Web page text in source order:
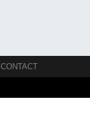
CONTACT